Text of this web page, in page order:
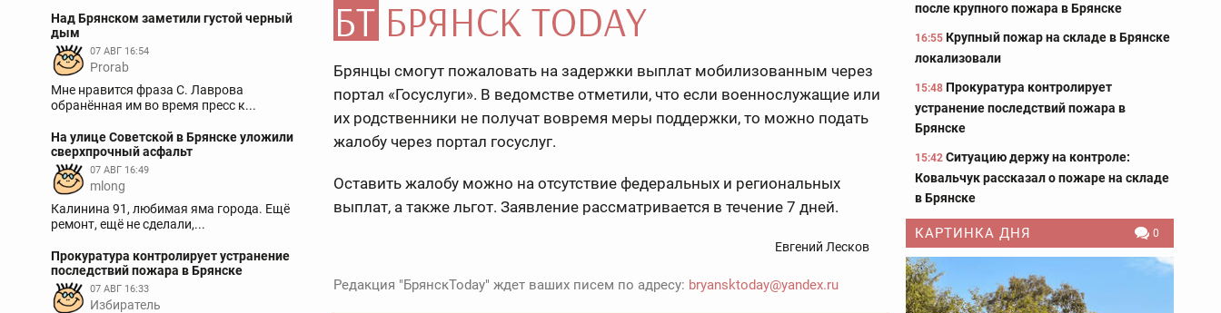
Над Брянском заметили густой черный
дым
07 АВГ 16:54
Prorab
Мне нравится фраза С. Лаврова
обранённая им во время пресс к...
На улице Советской в Брянске уложили
сверхпрочный асфальт
07 АВГ 16:49
mlong
Калинина 91, любимая яма города. Ещё
ремонт, ещё не сделали,...
Прокуратура контролирует устранение
последствий пожара в Брянске
07 АВГ 16:33
Избиратель
Брянцы смогут пожаловать на задержки выплат мобилизованным через
портал «Госуслуги». В ведомстве отметили, что если военнослужащие или
их родственники не получат вовремя меры поддержки, то можно подать
жалобу через портал госуслуг.
Оставить жалобу можно на отсутствие федеральных и региональных
выплат, а также льгот. Заявление рассматривается в течение 7 дней.
Евгений Лесков
Редакция "БрянскToday" ждет ваших писем по адресу: bryansktoday@yandex.ru
после крупного пожара в Брянске
16:55 Крупный пожар на складе в Брянске
локализовали
15:48 Прокуратура контролирует
устранение последствий пожара в
Брянске
15:42 Ситуацию держу на контроле:
Ковальчук рассказал о пожаре на складе
в Брянске
КАРТИНКА ДНЯ 0